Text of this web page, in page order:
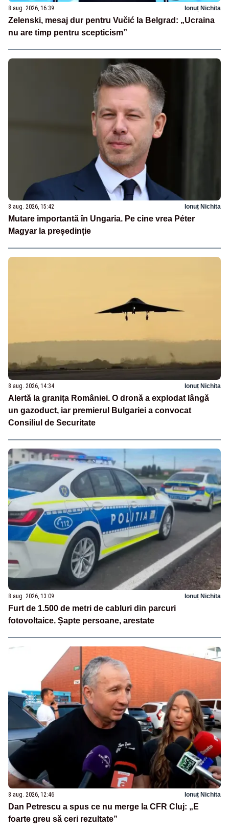
8 aug. 2026, 16:39 Ionuț Nichita
Zelenski, mesaj dur pentru Vučić la Belgrad: „Ucraina
nu are timp pentru scepticism”
8 aug. 2026, 15:42 Ionuț Nichita
Mutare importantă în Ungaria. Pe cine vrea Péter
Magyar la președinție
8 aug. 2026, 14:34 Ionuț Nichita
Alertă la granița României. O dronă a explodat lângă
un gazoduct, iar premierul Bulgariei a convocat
Consiliul de Securitate
8 aug. 2026, 13:09 Ionuț Nichita
Furt de 1.500 de metri de cabluri din parcuri
fotovoltaice. Șapte persoane, arestate
8 aug. 2026, 12:46 Ionuț Nichita
Dan Petrescu a spus ce nu merge la CFR Cluj: „E
foarte greu să ceri rezultate”